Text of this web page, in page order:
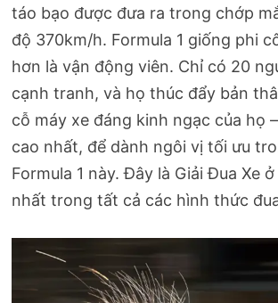
táo bạo được đưa ra trong chớp
độ 370km/h. Formula 1 giống phi
hơn là vận động viên. Chỉ có 20
cạnh tranh, và họ thúc đẩy bản
cỗ máy xe đáng kinh ngạc của họ
cao nhất, để dành ngôi vị tối ưu
Formula 1 này. Đây là Giải Đua Xe
nhất trong tất cả các hình thức